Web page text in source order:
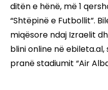
ditën e hënë, më 1
“Shtëpinë e Futbollit”.
miqësore ndaj Izraelit
blini online në
pranë stadiumit “Air